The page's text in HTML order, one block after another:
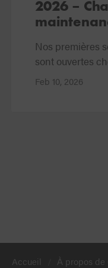
2026 –
Nos premières
sont ouvertes
Feb 10, 2026
Accueil À propos de